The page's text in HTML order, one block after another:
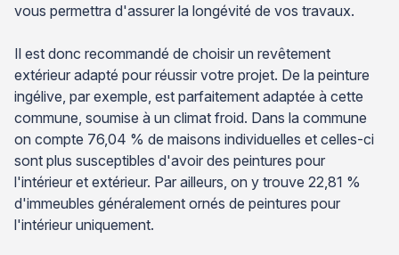
vous permettra d'assurer la longévité de vos travaux.
Il est donc recommandé de choisir un revêtement
extérieur adapté pour réussir votre projet. De la peinture
ingélive, par exemple, est parfaitement adaptée à cette
commune, soumise à un climat froid. Dans la commune
on compte 76,04 % de maisons individuelles et celles-ci
sont plus susceptibles d'avoir des peintures pour
l'intérieur et extérieur. Par ailleurs, on y trouve 22,81 %
d'immeubles généralement ornés de peintures pour
l'intérieur uniquement.